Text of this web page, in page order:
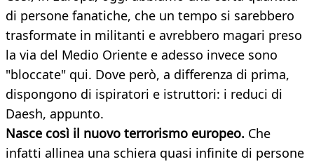
di persone fanatiche, che un tempo si sarebbero
trasformate in militanti e avrebbero magari preso
la via del Medio Oriente e adesso invece sono
"bloccate" qui. Dove però, a differenza di prima,
dispongono di ispiratori e istruttori: i reduci di
Daesh, appunto.
Nasce così il nuovo terrorismo europeo. Che
infatti allinea una schiera quasi infinite di persone